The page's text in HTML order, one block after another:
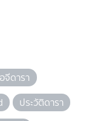
อจีดารา
ประวัติดารา